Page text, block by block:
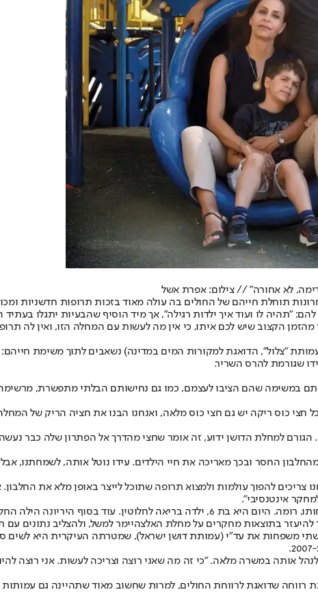
לא אחורה" // צילום: אפרת אשל
תוחלת חייהם של החולים בה עולה מאוד בזכות תרופות חדשניות
הקצוב שיש לכם איתו, כי אין מה לעשות עם המחלה הזו, ואין לה
"צלול", הדואגת למקורות המים במדינה) נשאבים לתוך משימת
שגורמת להרס השריר.
במשימה שהם הציבו לעצמם, כמו גם נחישותם הבלתי מתפשרת,
חצי כוס ריקה יש גם חצי כוס מלאה, ואנחנו הבנו את חציה הריק של
החסר ובכך מאריכה את חיי הילדים. עידו נוטל אותה, לשמחתנו,
צריכים להפוך עולמות ולמצוא תרופה שתוכל לייצר באופן מלא את
אינטנסיבי".
עידו קיבל את האבחון כשהיה בן שנה וחצי, וכשהיה בן שנתיים נולדה אחותו, רומה. היום
בתוצאות מחקרים על מחלת האלצהיימר למשל, ולהצליב נתונים עם
משפחת אלחנני ועוד שתי משפחות את עד"י (עמותת דושן ישראל), שמטרתה
אותה במשרה מלאה. "כי זה מה שאני רוצה וצריכה לעשות. אני רוצה
שדואגת לרווחת החולים, למרות שחשוב מאוד שתהיינה גם עמותות